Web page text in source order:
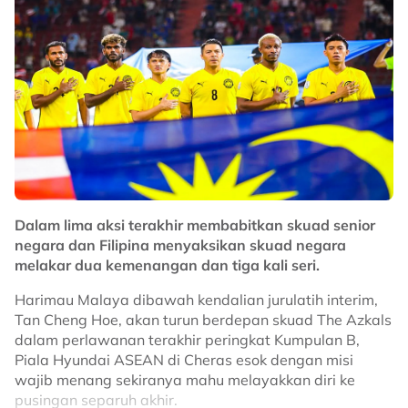
Skuad Blue Tigers itu diundi dalam satu divisyen sama
bersama Indonesia, Malaysia dan Singapura.
No node context available.
Related Topics
#FIFA ASEAN Cup #FIFA #Harimau Malaya
Dalam lima aksi terakhir membabitkan skuad senior
negara dan Filipina menyaksikan skuad negara
melakar dua kemenangan dan tiga kali seri.
Harimau Malaya dibawah kendalian jurulatih interim,
Tan Cheng Hoe, akan turun berdepan skuad The Azkals
dalam perlawanan terakhir peringkat Kumpulan B,
Piala Hyundai ASEAN di Cheras esok dengan misi
wajib menang sekiranya mahu melayakkan diri ke
pusingan separuh akhir.